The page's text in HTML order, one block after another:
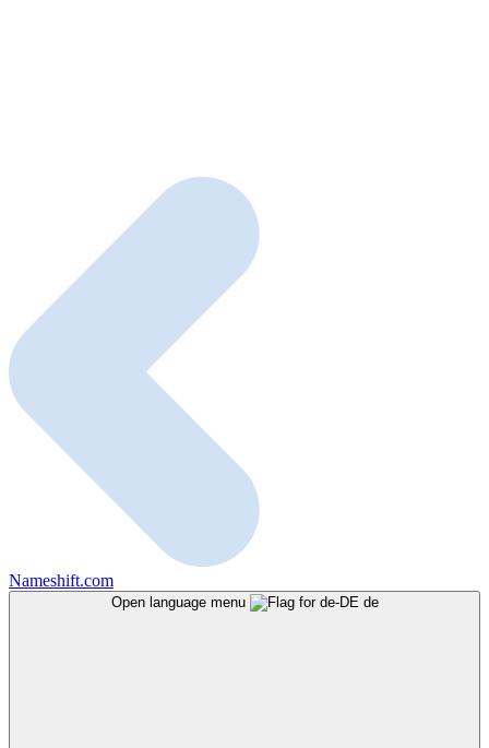
Nameshift.com
Open language menu de